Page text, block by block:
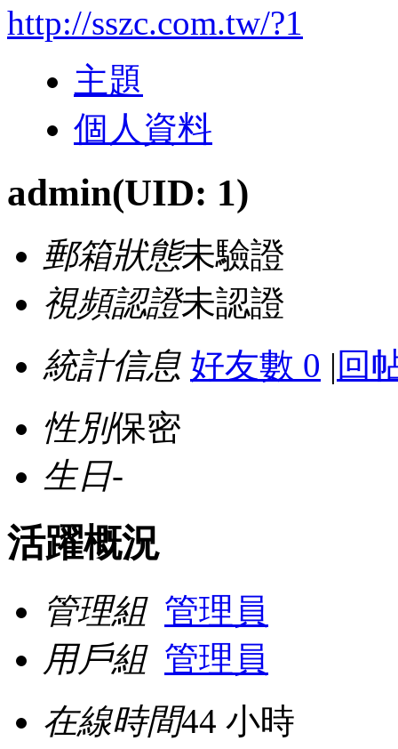
http://sszc.com.tw/?1
主題
個人資料
admin(UID: 1)
郵箱狀態未驗證
視頻認證未認證
統計信息 好友數 0 | 回
性別保密
生日-
活躍概況
管理組 管理員
用戶組 管理員
在線時間44 小時